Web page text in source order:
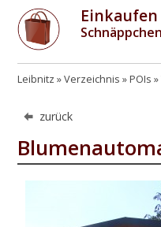
Leibnitz Verzeichnis POIs
zurück